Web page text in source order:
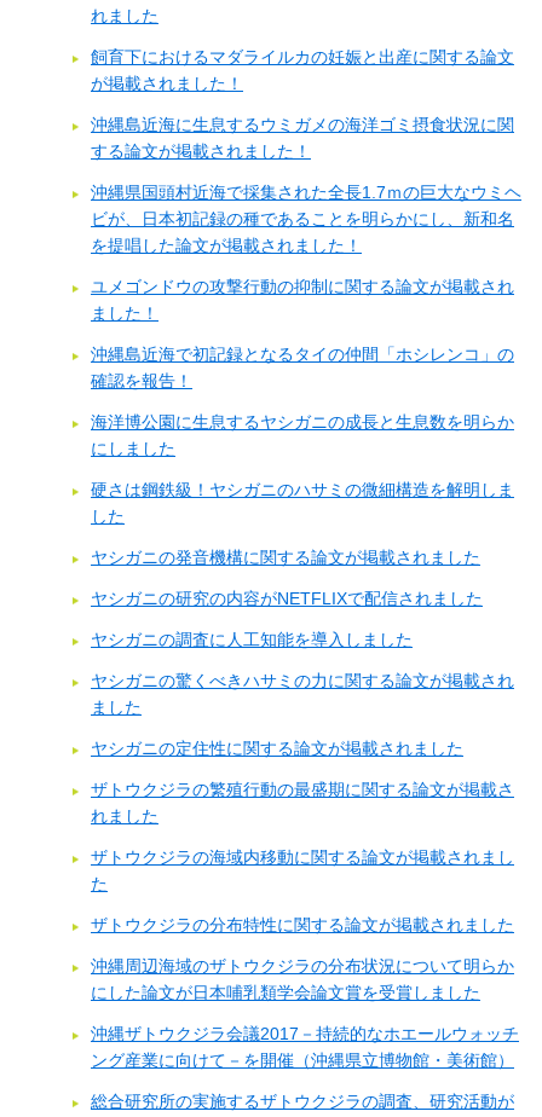
れました
飼育下におけるマダライルカの妊娠と出産に関する論文
が掲載されました！
沖縄島近海に生息するウミガメの海洋ゴミ摂食状況に関
する論文が掲載されました！
沖縄県国頭村近海で採集された全長1.7ｍの巨大なウミヘ
ビが、日本初記録の種であることを明らかにし、新和名
を提唱した論文が掲載されました！
ユメゴンドウの攻撃行動の抑制に関する論文が掲載され
ました！
沖縄島近海で初記録となるタイの仲間「ホシレンコ」の
確認を報告！
海洋博公園に生息するヤシガニの成長と生息数を明らか
にしました
硬さは鋼鉄級！ヤシガニのハサミの微細構造を解明しま
した
ヤシガニの発音機構に関する論文が掲載されました
ヤシガニの研究の内容がNETFLIXで配信されました
ヤシガニの調査に人工知能を導入しました
ヤシガニの驚くべきハサミの力に関する論文が掲載され
ました
ヤシガニの定住性に関する論文が掲載されました
ザトウクジラの繁殖行動の最盛期に関する論文が掲載さ
れました
ザトウクジラの海域内移動に関する論文が掲載されまし
た
ザトウクジラの分布特性に関する論文が掲載されました
沖縄周辺海域のザトウクジラの分布状況について明らか
にした論文が日本哺乳類学会論文賞を受賞しました
沖縄ザトウクジラ会議2017－持続的なホエールウォッチ
ング産業に向けて－を開催（沖縄県立博物館・美術館）
総合研究所の実施するザトウクジラの調査、研究活動が